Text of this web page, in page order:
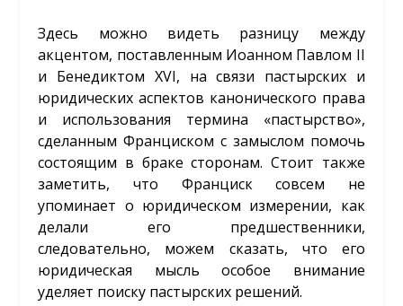
Здесь можно видеть разницу между
акцентом, поставленным Иоанном Павлом II
и Бенедиктом XVI, на связи пастырских и
юридических аспектов канонического права
и использования термина «пастырство»,
сделанным Франциском с замыслом помочь
состоящим в браке сторонам. Стоит также
заметить, что Франциск совсем не
упоминает о юридическом измерении, как
делали его предшественники,
следовательно, можем сказать, что его
юридическая мысль особое внимание
уделяет поиску пастырских решений.